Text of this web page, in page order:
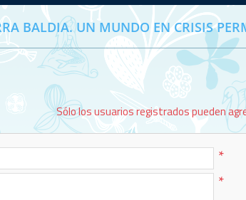
BALDIA. UN MUNDO EN CRISIS
Sólo los usuarios registrados pueden
*
*